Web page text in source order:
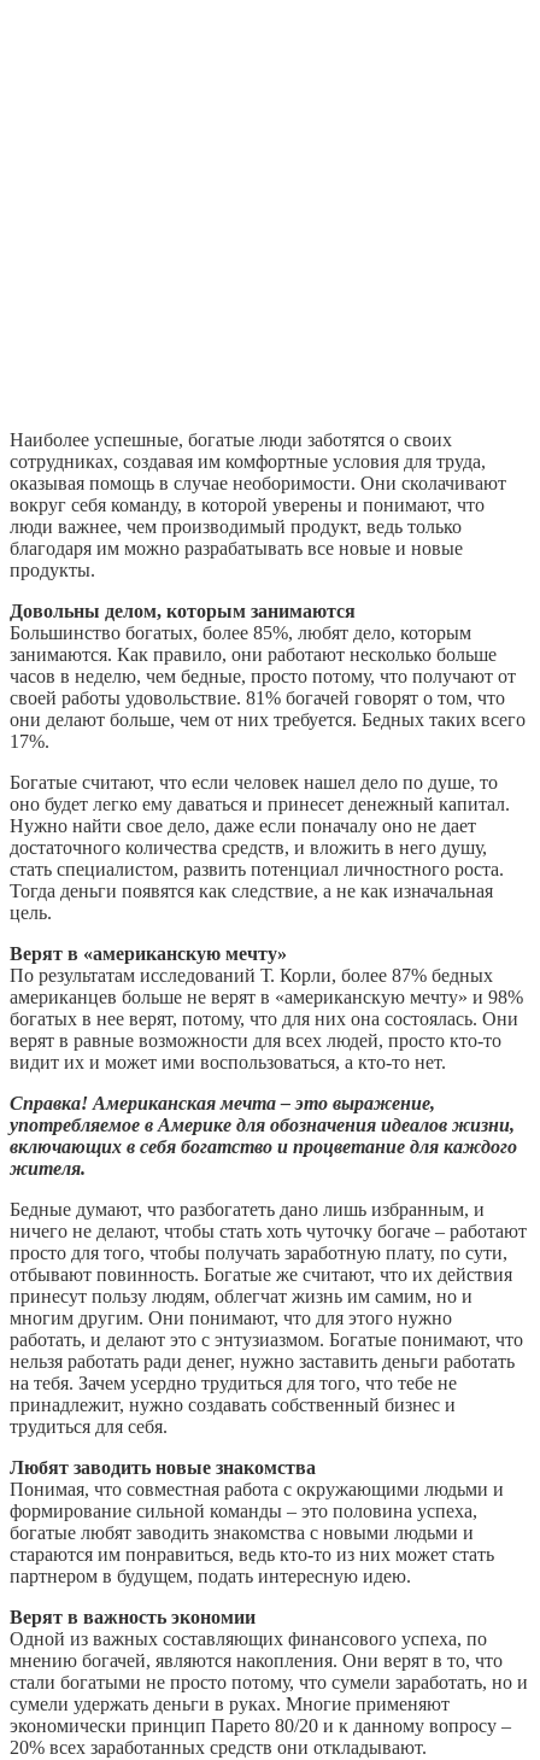
Наиболее успешные, богатые люди заботятся о своих
сотрудниках, создавая им комфортные условия для труда,
оказывая помощь в случае необоримости. Они сколачивают
вокруг себя команду, в которой уверены и понимают, что
люди важнее, чем производимый продукт, ведь только
благодаря им можно разрабатывать все новые и новые
продукты.
Довольны делом, которым занимаются
Большинство богатых, более 85%, любят дело, которым
занимаются. Как правило, они работают несколько больше
часов в неделю, чем бедные, просто потому, что получают от
своей работы удовольствие. 81% богачей говорят о том, что
они делают больше, чем от них требуется. Бедных таких всего
17%.
Богатые считают, что если человек нашел дело по душе, то
оно будет легко ему даваться и принесет денежный капитал.
Нужно найти свое дело, даже если поначалу оно не дает
достаточного количества средств, и вложить в него душу,
стать специалистом, развить потенциал личностного роста.
Тогда деньги появятся как следствие, а не как изначальная
цель.
Верят в «американскую мечту»
По результатам исследований Т. Корли, более 87% бедных
американцев больше не верят в «американскую мечту» и 98%
богатых в нее верят, потому, что для них она состоялась. Они
верят в равные возможности для всех людей, просто кто-то
видит их и может ими воспользоваться, а кто-то нет.
Справка! Американская мечта – это выражение,
употребляемое в Америке для обозначения идеалов жизни,
включающих в себя богатство и процветание для каждого
жителя.
Бедные думают, что разбогатеть дано лишь избранным, и
ничего не делают, чтобы стать хоть чуточку богаче – работают
просто для того, чтобы получать заработную плату, по сути,
отбывают повинность. Богатые же считают, что их действия
принесут пользу людям, облегчат жизнь им самим, но и
многим другим. Они понимают, что для этого нужно
работать, и делают это с энтузиазмом. Богатые понимают, что
нельзя работать ради денег, нужно заставить деньги работать
на тебя. Зачем усердно трудиться для того, что тебе не
принадлежит, нужно создавать собственный бизнес и
трудиться для себя.
Любят заводить новые знакомства
Понимая, что совместная работа с окружающими людьми и
формирование сильной команды – это половина успеха,
богатые любят заводить знакомства с новыми людьми и
стараются им понравиться, ведь кто-то из них может стать
партнером в будущем, подать интересную идею.
Верят в важность экономии
Одной из важных составляющих финансового успеха, по
мнению богачей, являются накопления. Они верят в то, что
стали богатыми не просто потому, что сумели заработать, но и
сумели удержать деньги в руках. Многие применяют
экономически принцип Парето 80/20 и к данному вопросу –
20% всех заработанных средств они откладывают.